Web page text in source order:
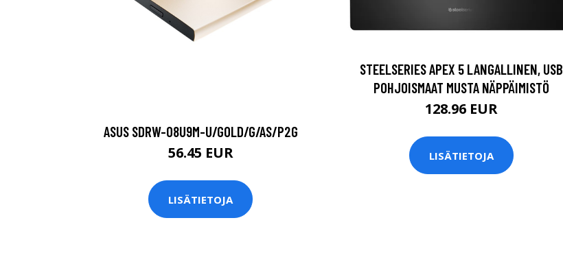
ASUS SDRW-08U9M-U/GOLD/G/AS/P2G
56.45 EUR
LISÄTIETOJA
STEELSERIES APEX 5 LANGALLINEN, USB
POHJOISMAAT MUSTA NÄPPÄIMISTÖ
128.96 EUR
LISÄTIETOJA